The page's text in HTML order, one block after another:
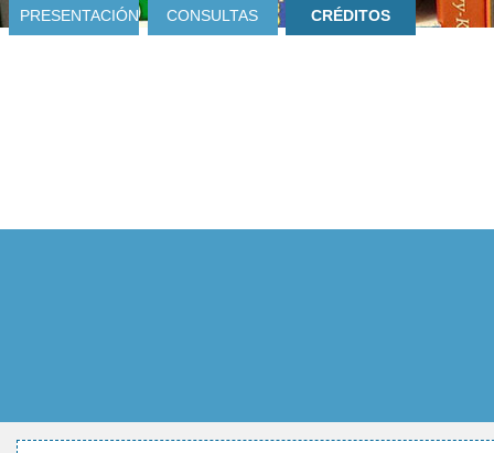
PRESENTACIÓN CONSULTAS CRÉDITOS